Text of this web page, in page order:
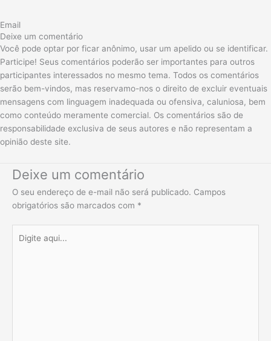
Email
Deixe um comentário
Você pode optar por ficar anônimo, usar um apelido ou se identificar.
Participe! Seus comentários poderão ser importantes para outros
participantes interessados no mesmo tema. Todos os comentários
serão bem-vindos, mas reservamo-nos o direito de excluir eventuais
mensagens com linguagem inadequada ou ofensiva, caluniosa, bem
como conteúdo meramente comercial. Os comentários são de
responsabilidade exclusiva de seus autores e não representam a
opinião deste site.
Deixe um comentário
O seu endereço de e-mail não será publicado. Campos
obrigatórios são marcados com *
aqui...